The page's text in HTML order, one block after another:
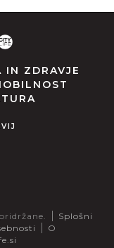
IN ZDRAVJE
Splošni
O